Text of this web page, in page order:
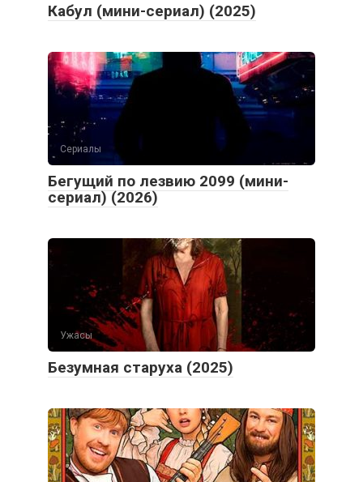
Кабул (мини-сериал) (2025)
Сериалы
Бегущий по лезвию 2099 (мини-
сериал) (2026)
Ужасы
Безумная старуха (2025)